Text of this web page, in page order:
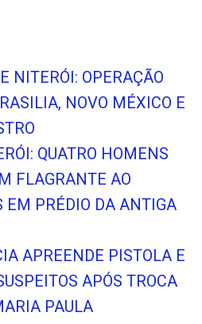
NITERÓI: OPERAÇÃO
NOVO MÉXICO E
QUATRO HOMENS
FLAGRANTE AO
EM PRÉDIO DA ANTIGA
APREENDE PISTOLA E
APÓS TROCA
PAULA